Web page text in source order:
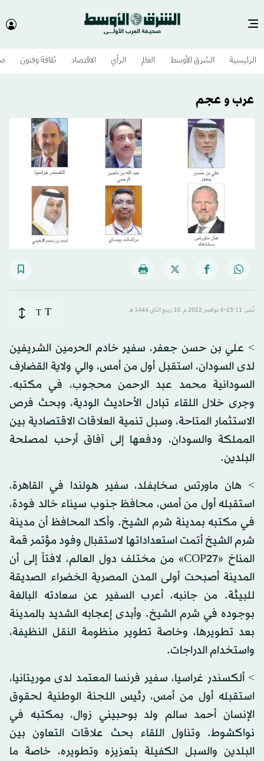
الرئيسية الشرق الأوسط​ العالم الرأي الاقتصاد ثقافة وفنون
عرب و عجم
نُشر: 23:11-4 نوفمبر 2022 م ـ 10 ربيع الثاني 1444 هـ T
T
> علي بن حسن جعفر، سفير خادم الحرمين الشريفين
لدى السودان، استقبل أول من أمس، والي ولاية القضارف
السودانية محمد عبد الرحمن محجوب، في مكتبه.
وجرى خلال اللقاء تبادل الأحاديث الودية، وبحث فرص
الاستثمار المتاحة، وسبل تنمية العلاقات الاقتصادية بين
المملكة والسودان، ودفعها إلى آفاق أرحب لمصلحة
البلدين.
> هان ماورتس سخابفلد، سفير هولندا في القاهرة،
استقبله أول من أمس، محافظ جنوب سيناء خالد فودة،
في مكتبه بمدينة شرم الشيخ. وأكد المحافظ أن مدينة
شرم الشيخ أتمت استعداداتها لاستقبال وفود مؤتمر قمة
المناخ «COP27» من مختلف دول العالم، لافتاً إلى أن
المدينة أصبحت أولى المدن المصرية الخضراء الصديقة
للبيئة. من جانبه، أعرب السفير عن سعادته البالغة
بوجوده في شرم الشيخ. وأبدى إعجابه الشديد بالمدينة
بعد تطويرها، وخاصة تطوير منظومة النقل النظيفة،
واستخدام الدراجات.
> ألكسندر غراسيا، سفير فرنسا المعتمد لدى موريتانيا،
استقبله أول من أمس، رئيس اللجنة الوطنية لحقوق
الإنسان أحمد سالم ولد بوحبيني زوال، بمكتبه في
نواكشوط. وتناول اللقاء بحث علاقات التعاون بين
البلدين والسبل الكفيلة بتعزيزه وتطويره، خاصة ما